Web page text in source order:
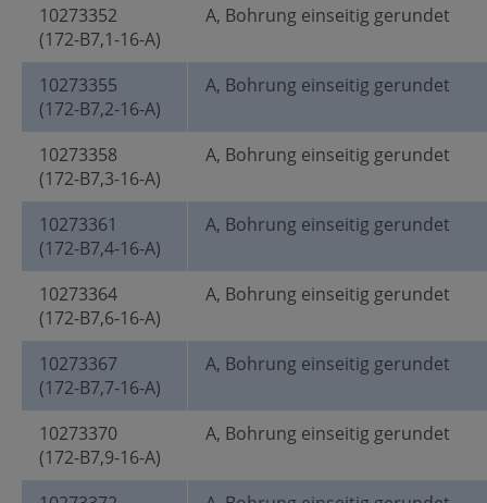
10273352
(172-B7,1-16-A)
A, Bohrung einseitig gerundet
10273355
(172-B7,2-16-A)
A, Bohrung einseitig gerundet
10273358
(172-B7,3-16-A)
A, Bohrung einseitig gerundet
10273361
(172-B7,4-16-A)
A, Bohrung einseitig gerundet
10273364
(172-B7,6-16-A)
A, Bohrung einseitig gerundet
10273367
(172-B7,7-16-A)
A, Bohrung einseitig gerundet
10273370
(172-B7,9-16-A)
A, Bohrung einseitig gerundet